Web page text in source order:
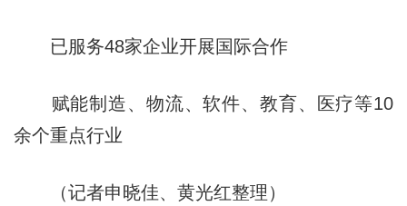
已服务48家企业开展国际合作
赋能制造、物流、软件、教育、医疗等10
余个重点行业
（记者申晓佳、黄光红整理）